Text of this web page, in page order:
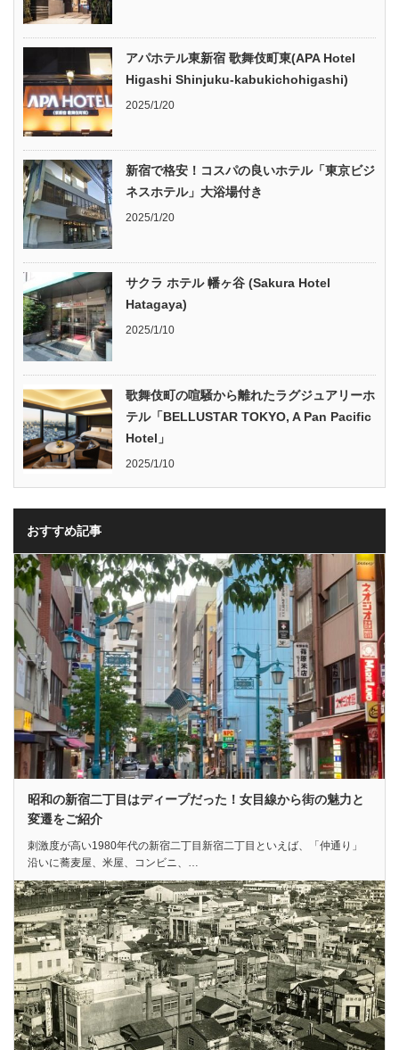
アパホテル東新宿 歌舞伎町東(APA Hotel
Higashi Shinjuku-kabukichohigashi)
2025/1/20
新宿で格安！コスパの良いホテル「東京ビジ
ネスホテル」大浴場付き
2025/1/20
サクラ ホテル 幡ヶ谷 (Sakura Hotel
Hatagaya)
2025/1/10
歌舞伎町の喧騒から離れたラグジュアリーホ
テル「BELLUSTAR TOKYO, A Pan Pacific
Hotel」
2025/1/10
おすすめ記事
昭和の新宿二丁目はディープだった！女目線から街の魅力と
変遷をご紹介
刺激度が高い1980年代の新宿二丁目新宿二丁目といえば、「仲通り」
沿いに蕎麦屋、米屋、コンビニ、…